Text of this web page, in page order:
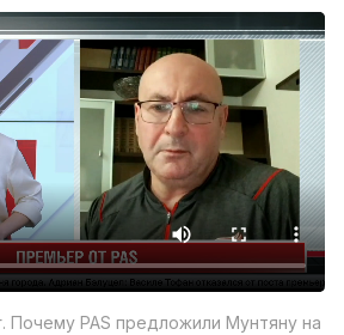
Почему PAS предложили Мунтяну на